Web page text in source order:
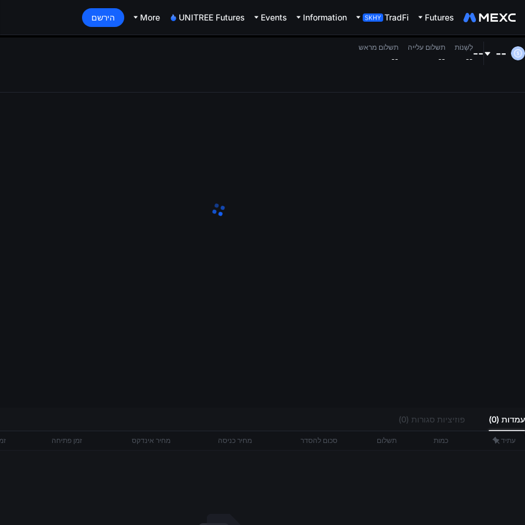
Futures
TradFi
Information
Events
UNITREE Futures
More הירשם
--
--לְשַׁנוֹת
--
תשלום עלייה
--
תשלום מראש
--
עמדות (0
) פוזיציות סגורות (0
)
עתיד כמות תשלום סכום להסדר מחיר כניסה מחיר אינדקס זמן פתיחה